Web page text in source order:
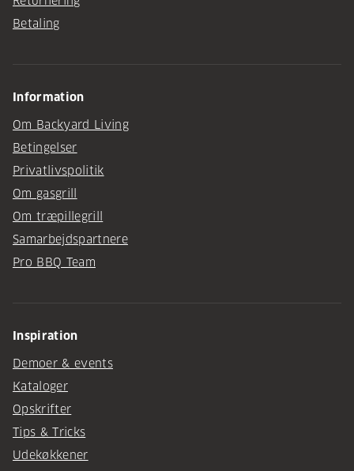
Betaling
Information
Om Backyard Living
Betingelser
Privatlivspolitik
Om gasgrill
Om træpillegrill
Samarbejdspartnere
Pro BBQ Team
Inspiration
Demoer & events
Kataloger
Opskrifter
Tips & Tricks
Udekøkkener